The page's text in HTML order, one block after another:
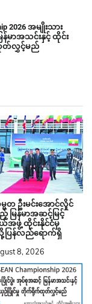
2026 အမျိုးသား
မာအသင်းနှင့် ထိုင်း
တ်လွှင့်မည်
မတ ဦးမင်းအောင်လှိုင်
မြန်မာအဆင့်မြင့်
အဖွဲ့ ထိုင်းနိုင်ငံမှ
သို့ပြန်လည်ရောက်ရှိ
8, 2026